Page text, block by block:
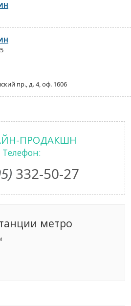
пр., д. 4, оф. 1606
ПРОДАКШН
Телефон:
332-50-27
метро